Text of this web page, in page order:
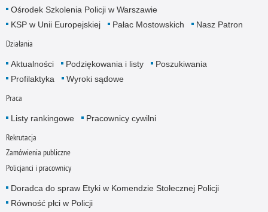
Ośrodek Szkolenia Policji w Warszawie
KSP w Unii Europejskiej
Pałac Mostowskich Nasz Patron
Działania
Aktualności Podziękowania i listy
Poszukiwania
Profilaktyka
Wyroki sądowe
Praca
Listy rankingowe Pracownicy cywilni
Rekrutacja
Zamówienia publiczne
Policjanci i pracownicy
Doradca do spraw Etyki w Komendzie Stołecznej Policji
Równość płci w Policji